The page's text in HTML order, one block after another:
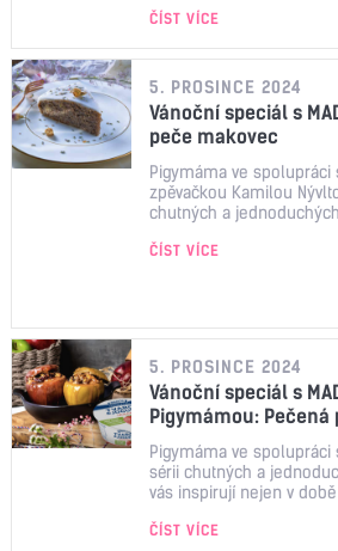
ČÍST VÍCE
5. PROSINCE 2024
Vánoční speciál s
peče makovec
Pigymáma ve spolupráci
zpěvačkou Kamilou
chutných a
ČÍST VÍCE
5. PROSINCE 2024
Vánoční speciál s
Pigymámou:
Pigymáma ve spolupráci
sérii chutných a
vás inspirují nejen v době
ČÍST VÍCE